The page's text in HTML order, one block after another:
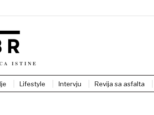
ISTINE
Lifestyle Intervju Revija sa asfalta